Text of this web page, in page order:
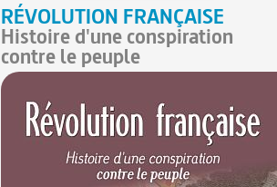
RÉVOLUTION FRANÇAISE
Histoire d'une conspiration
contre le peuple